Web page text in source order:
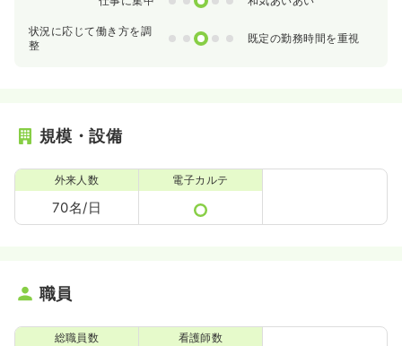
状況に応じて働き方を調
整
0 1 2 3 4 既定の勤務時間を重視
規模・設備
外来人数
70名/日
電子カルテ
職員
総職員数 看護師数